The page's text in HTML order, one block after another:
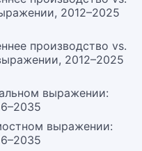
2012–2025
производство vs.
2012–2025
выражении:
выражении: